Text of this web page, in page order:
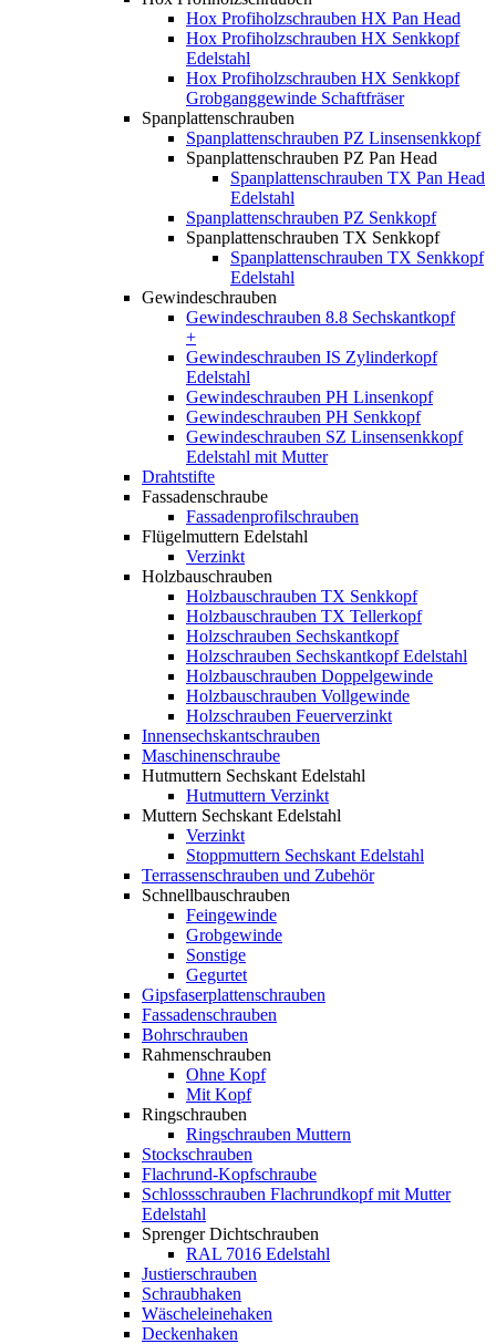
Hox Profiholzschrauben HX Pan Head
Hox Profiholzschrauben HX Senkkopf
Edelstahl
Hox Profiholzschrauben HX Senkkopf
Grobganggewinde Schaftfräser
Spanplattenschrauben
Spanplattenschrauben PZ Linsensenkkopf
Spanplattenschrauben PZ Pan Head
Spanplattenschrauben TX Pan Head
Edelstahl
Spanplattenschrauben PZ Senkkopf
Spanplattenschrauben TX Senkkopf
Spanplattenschrauben TX Senkkopf
Edelstahl
Gewindeschrauben
Gewindeschrauben 8.8 Sechskantkopf
+
Gewindeschrauben IS Zylinderkopf
Edelstahl
Gewindeschrauben PH Linsenkopf
Gewindeschrauben PH Senkkopf
Gewindeschrauben SZ Linsensenkkopf
Edelstahl mit Mutter
Drahtstifte
Fassadenschraube
Fassadenprofilschrauben
Flügelmuttern Edelstahl
Verzinkt
Holzbauschrauben
Holzbauschrauben TX Senkkopf
Holzbauschrauben TX Tellerkopf
Holzschrauben Sechskantkopf
Holzschrauben Sechskantkopf Edelstahl
Holzbauschrauben Doppelgewinde
Holzbauschrauben Vollgewinde
Holzschrauben Feuerverzinkt
Innensechskantschrauben
Maschinenschraube
Hutmuttern Sechskant Edelstahl
Hutmuttern Verzinkt
Muttern Sechskant Edelstahl
Verzinkt
Stoppmuttern Sechskant Edelstahl
Terrassenschrauben und Zubehör
Schnellbauschrauben
Feingewinde
Grobgewinde
Sonstige
Gegurtet
Gipsfaserplattenschrauben
Fassadenschrauben
Bohrschrauben
Rahmenschrauben
Ohne Kopf
Mit Kopf
Ringschrauben
Ringschrauben Muttern
Stockschrauben
Flachrund-Kopfschraube
Schlossschrauben Flachrundkopf mit Mutter
Edelstahl
Sprenger Dichtschrauben
RAL 7016 Edelstahl
Justierschrauben
Schraubhaken
Wäscheleinehaken
Deckenhaken